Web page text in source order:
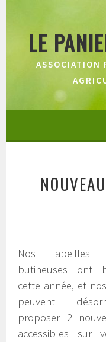
contenu
principal
LE
ASSOCIATION
Nos abeilles
butineuses ont
cette année, et
peuvent
proposer 2
accessibles sur